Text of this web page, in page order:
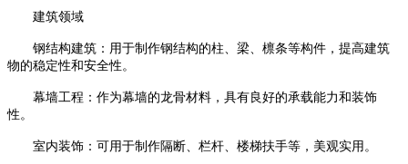
建筑领域
钢结构建筑：用于制作钢结构的柱、梁、檩条等构件，提高建筑
物的稳定性和安全性。
幕墙工程：作为幕墙的龙骨材料，具有良好的承载能力和装饰
性。
室内装饰：可用于制作隔断、栏杆、楼梯扶手等，美观实用。